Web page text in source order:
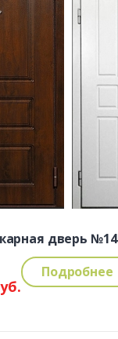
дверь №14
Подробнее